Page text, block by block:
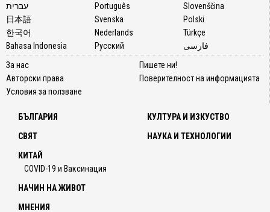
Урсула
Лайен
עברית
日本語
한국어
Bahasa Indonesia
Português
Svenska
Nederlands
Русский
Slovenščina
Polski
Türkçe
فارسی
За нас
Авторски права
Условия за ползване
Пишете ни!
Поверителност на информацията
БЪЛГАРИЯ
СВЯТ
КИТАЙ
COVID-19 и Ваксинация
КУЛТУРА И ИЗКУСТВО
НАУКА И ТЕХНОЛОГИИ
НАЧИН НА ЖИВОТ
МНЕНИЯ